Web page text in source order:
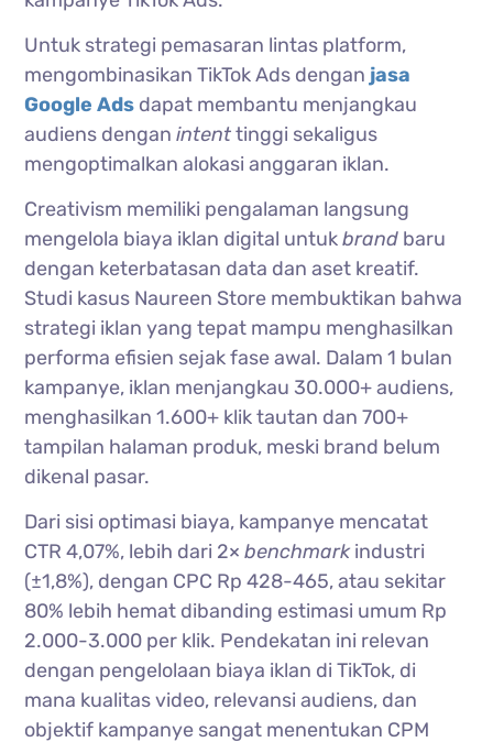
Untuk strategi pemasaran lintas platform,
mengombinasikan TikTok Ads dengan jasa
Google Ads dapat membantu menjangkau
audiens denganintenttinggi sekaligus
mengoptimalkan alokasi anggaran iklan.
Creativism memiliki pengalaman langsung
mengelola biaya iklan digital untukbrand baru
dengan keterbatasan data dan aset kreatif.
Studi kasus Naureen Store membuktikan bahwa
strategi iklan yang tepat mampu menghasilkan
performa efisien sejak fase awal. Dalam 1 bulan
kampanye, iklan menjangkau 30.000+ audiens,
menghasilkan 1.600+ klik tautan dan 700+
tampilan halaman produk, meski brand belum
dikenal pasar.
Dari sisi optimasi biaya, kampanye mencatat
CTR 4,07%, lebih dari 2×benchmark industri
(±1,8%), dengan CPC Rp 428-465, atau sekitar
80% lebih hemat dibanding estimasi umum Rp
2.000-3.000 per klik. Pendekatan ini relevan
dengan pengelolaan biaya iklan di TikTok, di
mana kualitas video, relevansi audiens, dan
objektif kampanye sangat menentukan CPM